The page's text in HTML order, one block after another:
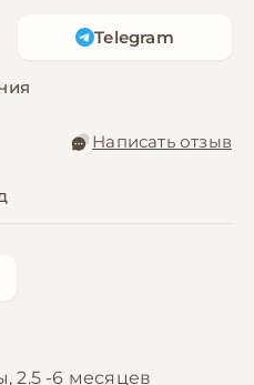
Telegram
Написать отзыв
2.5 -6 месяцев